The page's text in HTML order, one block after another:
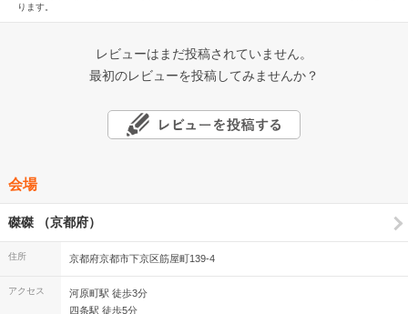
ります。
レビューはまだ投稿されていません。
最初のレビューを投稿してみませんか？
会場
磔磔 （京都府）
住所 京都府京都市下京区筋屋町139-4
アクセス
河原町駅 徒歩3分
四条駅 徒歩5分